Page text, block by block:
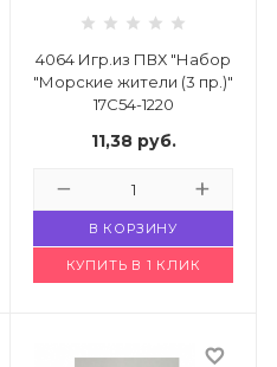
4064 Игр.из ПВХ "Набор
"Морские жители (3 пр.)"
17С54-1220
11,38 руб.
В КОРЗИНУ
КУПИТЬ В 1 КЛИК
favorite_border